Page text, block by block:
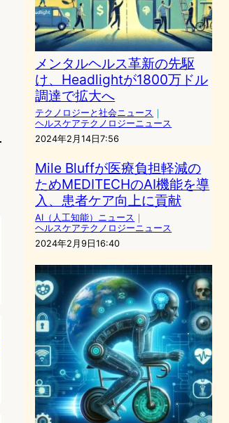
メンタルヘルス革新の先駆
け、Headlightが1800万ドル
調達で拡大へ
テクノロジーと社会ニュース ｜
ヘルスケアテクノロジーニュース
2024年2月14日7:56
Mile Bluffが医療負担軽減の
ためMEDITECHのAI機能を導
入、患者ケア向上に貢献
AI（人工知能）ニュース ｜
ヘルスケアテクノロジーニュース
2024年2月9日16:40